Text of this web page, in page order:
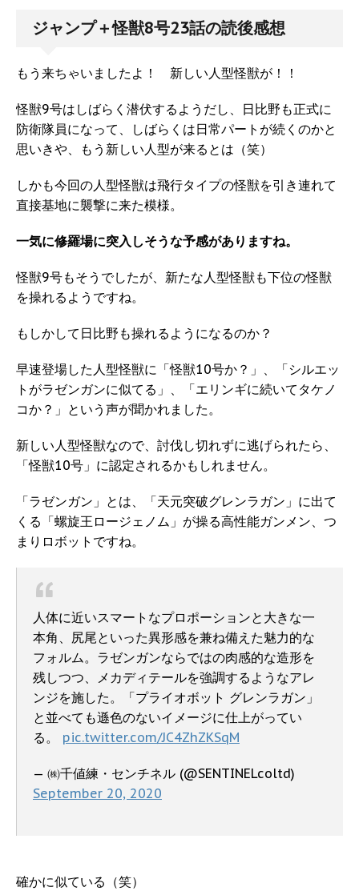
ジャンプ＋怪獣8号23話の読後感想
もう来ちゃいましたよ！ 新しい人型怪獣が！！
怪獣9号はしばらく潜伏するようだし、日比野も正式に
防衛隊員になって、しばらくは日常パートが続くのかと
思いきや、もう新しい人型が来るとは（笑）
しかも今回の人型怪獣は飛行タイプの怪獣を引き連れて
直接基地に襲撃に来た模様。
一気に修羅場に突入しそうな予感がありますね。
怪獣9号もそうでしたが、新たな人型怪獣も下位の怪獣
を操れるようですね。
もしかして日比野も操れるようになるのか？
早速登場した人型怪獣に「怪獣10号か？」、「シルエッ
トがラゼンガンに似てる」、「エリンギに続いてタケノ
コか？」という声が聞かれました。
新しい人型怪獣なので、討伐し切れずに逃げられたら、
「怪獣10号」に認定されるかもしれません。
「ラゼンガン」とは、「天元突破グレンラガン」に出て
くる「螺旋王ロージェノム」が操る高性能ガンメン、つ
まりロボットですね。
人体に近いスマートなプロポーションと大きな一
本角、尻尾といった異形感を兼ね備えた魅力的な
フォルム。ラゼンガンならではの肉感的な造形を
残しつつ、メカディテールを強調するようなアレ
ンジを施した。「プライオボット グレンラガン」
と並べても遜色のないイメージに仕上がってい
る。 pic.twitter.com/JC4ZhZKSqM
— ㈱千値練・センチネル (@SENTINELcoltd)
September 20, 2020
確かに似ている（笑）